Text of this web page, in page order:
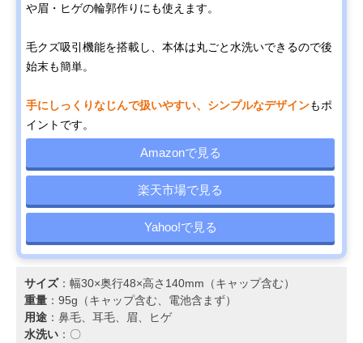
や眉・ヒゲの輪郭作りにも使えます。
毛クズ吸引機能を搭載し、本体は丸ごと水洗いできるので後
始末も簡単。
手にしっくりなじんで扱いやすい、シンプルなデザインもポ
イントです。
Amazonで見る
楽天市場で見る
Yahoo!で見る
サイズ：幅30×奥行48×高さ140mm（キャップ含む）
重量 ：95g（キャップ含む、電池含まず）
用途 ：鼻毛、耳毛、眉、ヒゲ
水洗い ：〇